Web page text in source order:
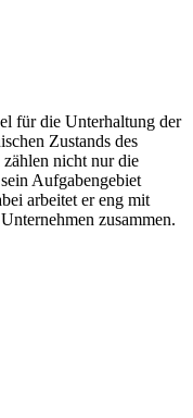
für die Unterhaltung der
Zustands des
nicht nur die
Aufgabengebiet
arbeitet er eng mit
zusammen.